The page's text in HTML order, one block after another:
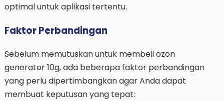
optimal untuk aplikasi tertentu.
Faktor Perbandingan
Sebelum memutuskan untuk membeli ozon
generator 10g, ada beberapa faktor perbandingan
yang perlu dipertimbangkan agar Anda dapat
membuat keputusan yang tepat: